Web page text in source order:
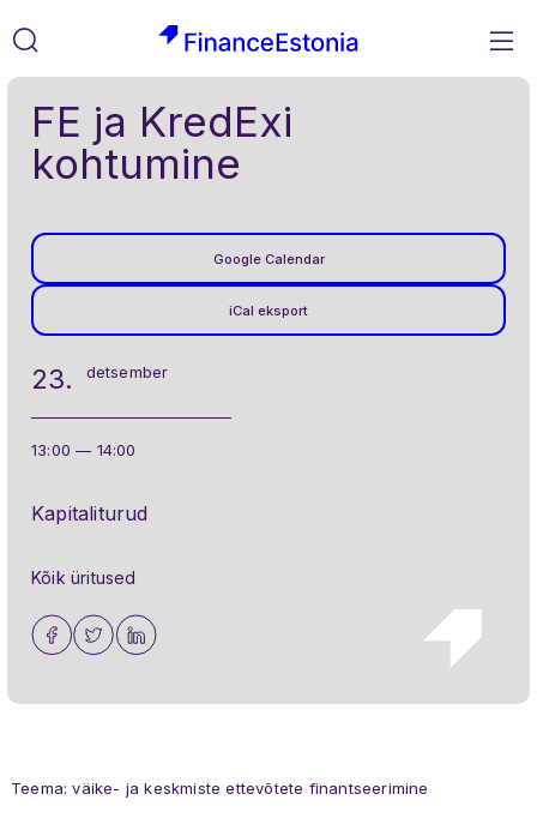
Liigu
sisusse
23. detsember
13:00 — 14:00
Kapitaliturud
FE ja KredExi
kohtumine
Google Calendar
iCal eksport
Kõik üritused
Teema: väike- ja keskmiste ettevõtete finantseerimine